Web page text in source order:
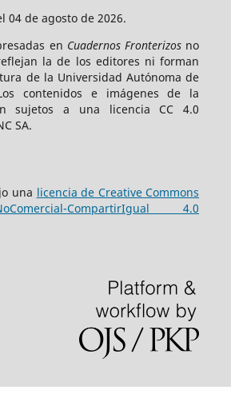
04 de agosto de 2026.
en Cuadernos Fronterizosno
la de los editores ni forman
de la Universidad Autónoma de
contenidos e imágenes de la
sujetos a una licencia CC 4.0
SA.
una licencia de Creative Commons
NoComercial-CompartirIgual 4.0